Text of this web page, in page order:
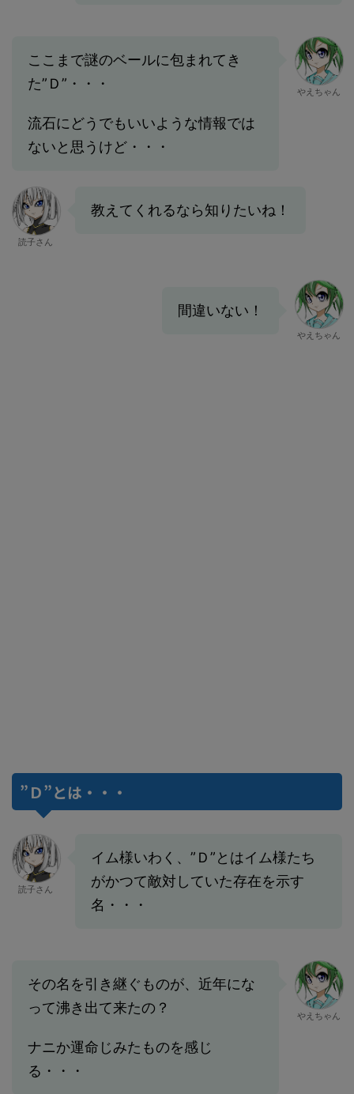
ここまで謎のベールに包まれてき
た”Ｄ”・・・
流石にどうでもいいような情報では
ないと思うけど・・・
やえちゃん
読子さん
教えてくれるなら知りたいね！
間違いない！
やえちゃん
”Ｄ”とは・・・
読子さん
イム様いわく、”Ｄ”とはイム様たち
がかつて敵対していた存在を示す
名・・・
その名を引き継ぐものが、近年にな
って沸き出て来たの？
ナニか運命じみたものを感じ
る・・・
やえちゃん